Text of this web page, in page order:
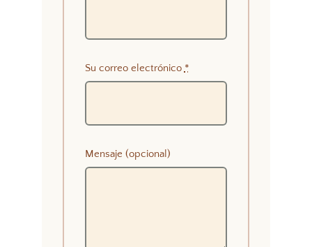
Su correo electrónico *
Mensaje (opcional)